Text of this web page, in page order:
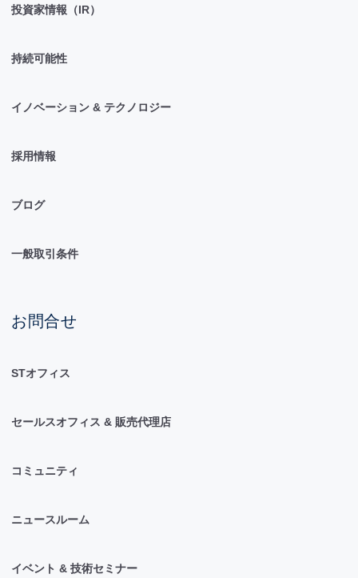
投資家情報（IR）
持続可能性
イノベーション & テクノロジー
採用情報
ブログ
一般取引条件
お問合せ
STオフィス
セールスオフィス & 販売代理店
コミュニティ
ニュースルーム
イベント & 技術セミナー